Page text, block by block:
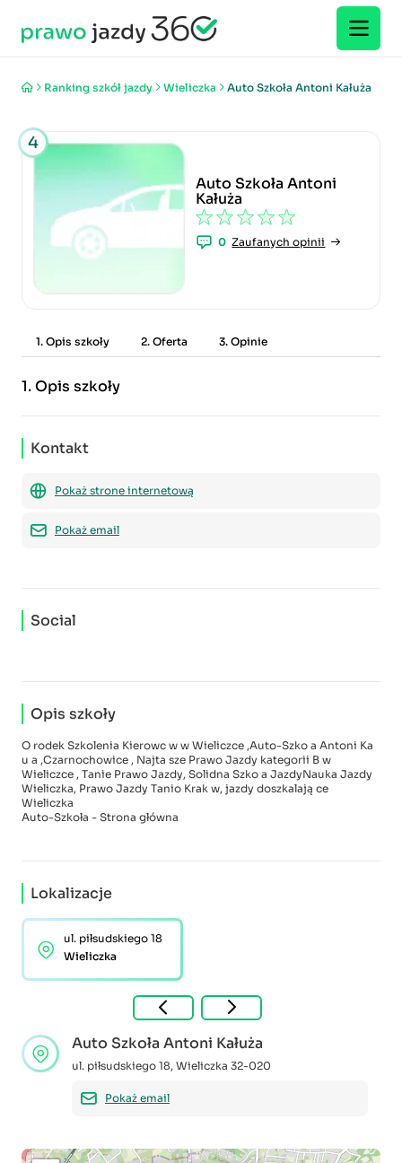
Ranking szkół jazdy Wieliczka Auto Szkoła Antoni Kałuża
4
Auto Szkoła Antoni
Kałuża
0 Zaufanych opinii
1. Opis szkoły 2. Oferta 3. Opinie
1.Opis szkoły
Kontakt
Pokaż strone internetową
Pokaż email
Social
Opis szkoły
O rodek Szkolenia Kierowc w w Wieliczce ,Auto-Szko a Antoni Ka
u a ,Czarnochowice , Najta sze Prawo Jazdy kategorii B w
Wieliczce , Tanie Prawo Jazdy, Solidna Szko a JazdyNauka Jazdy
Wieliczka, Prawo Jazdy Tanio Krak w, jazdy doszkalają ce
Wieliczka
Auto-Szkoła - Strona główna
Lokalizacje
ul. piłsudskiego 18
Wieliczka
Auto Szkoła Antoni Kałuża
ul. piłsudskiego 18, Wieliczka 32-020
Pokaż email